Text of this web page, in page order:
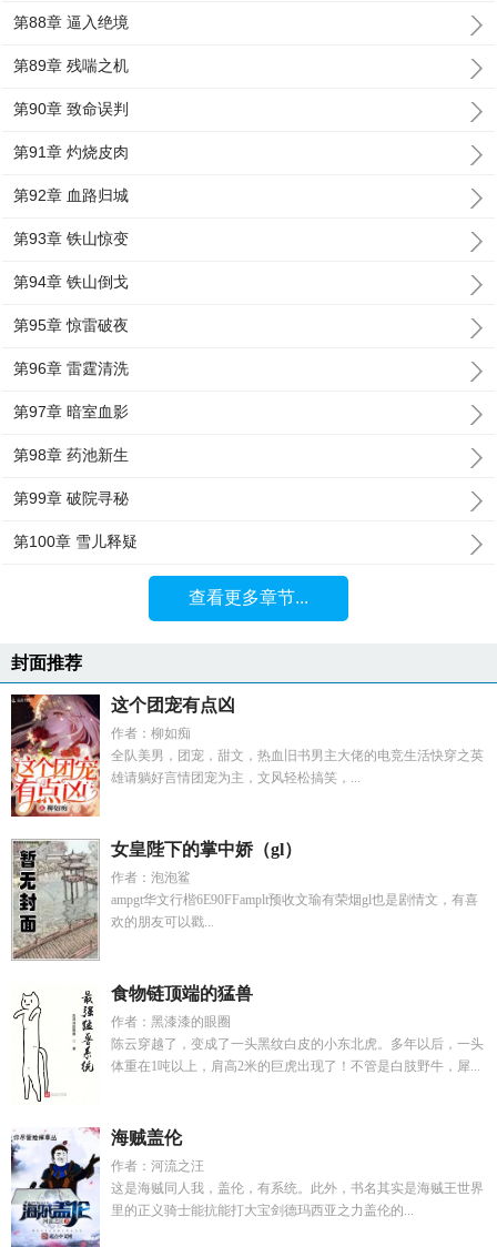
第88章 逼入绝境
第89章 残喘之机
第90章 致命误判
第91章 灼烧皮肉
第92章 血路归城
第93章 铁山惊变
第94章 铁山倒戈
第95章 惊雷破夜
第96章 雷霆清洗
第97章 暗室血影
第98章 药池新生
第99章 破院寻秘
第100章 雪儿释疑
查看更多章节...
封面推荐
这个团宠有点凶
作者：柳如痴
全队美男，团宠，甜文，热血旧书男主大佬的电竞生活快穿之英
雄请躺好言情团宠为主，文风轻松搞笑，...
女皇陛下的掌中娇（gl）
作者：泡泡鲨
ampgt华文行楷6E90FFamplt预收文瑜有荣烟gl也是剧情文，有喜
欢的朋友可以戳...
食物链顶端的猛兽
作者：黑漆漆的眼圈
陈云穿越了，变成了一头黑纹白皮的小东北虎。多年以后，一头
体重在1吨以上，肩高2米的巨虎出现了！不管是白肢野牛，犀...
海贼盖伦
作者：河流之汪
这是海贼同人我，盖伦，有系统。此外，书名其实是海贼王世界
里的正义骑士能抗能打大宝剑德玛西亚之力盖伦的...